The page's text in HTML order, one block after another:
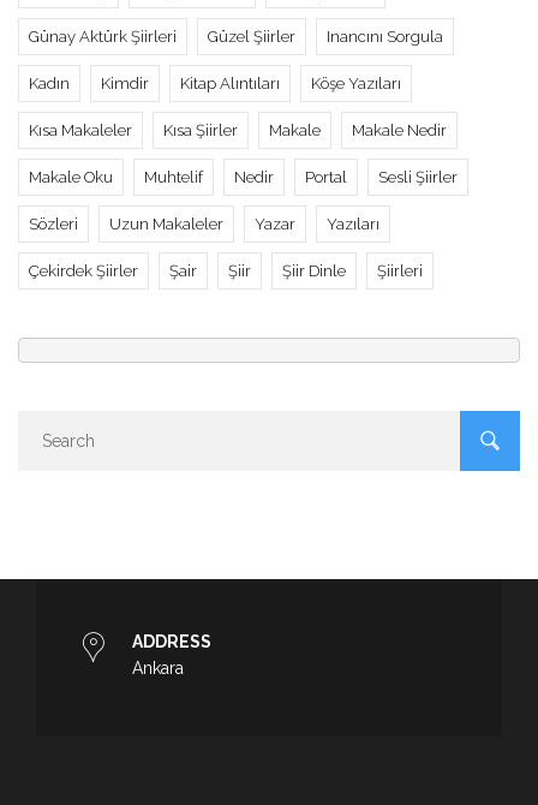
Günay Aktürk Şiirleri Güzel Şiirler Inancını Sorgula
Kadın Kimdir Kitap Alıntıları Köşe Yazıları
Kısa Makaleler Kısa Şiirler Makale Makale Nedir
Makale Oku Muhtelif Nedir Portal Sesli Şiirler
Sözleri Uzun Makaleler Yazar Yazıları
Çekirdek Şiirler Şair Şiir Şiir Dinle Şiirleri
ADDRESS
Ankara